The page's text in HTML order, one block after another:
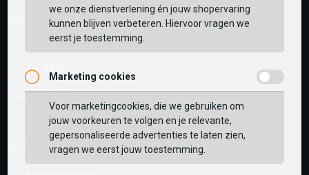
Zoek op postcode of gebruik jouw locatie om de
voorraad in een van onze winkels te bekijken.
BEKIJK WINKELTAS
VERDER WINKELEN
Wij helpen je graag!
Klantenservice geopend tot 17:00
Telefoon
0545-280081
E-mail Antwoord binnen 24 uur
webshop@schuurman-schoenen.nl
we onze dienstverlening én jouw shopervaring
kunnen blijven verbeteren. Hiervoor vragen we
eerst je toestemming.
Marketing cookies
Voor marketingcookies, die we gebruiken om
jouw voorkeuren te volgen en je relevante,
gepersonaliseerde advertenties te laten zien,
vragen we eerst jouw toestemming.